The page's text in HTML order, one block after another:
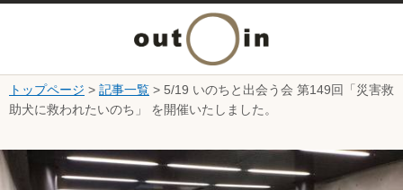
本文へ
ニ
ュ
ー
トップページ > 記事一覧 > 5/19 いのちと出会う会 第149回「災害救
助犬に救われたいのち」 を開催いたしました。